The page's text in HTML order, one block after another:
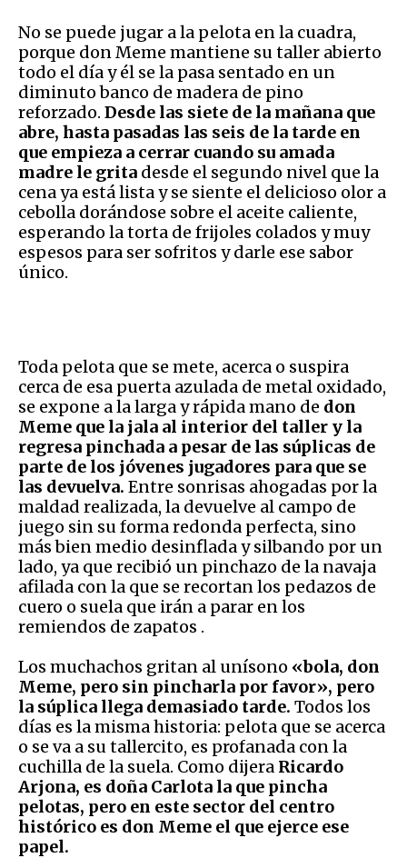
No se puede jugar a la pelota en la cuadra,
porque don Meme mantiene su taller abierto
todo el día y él se la pasa sentado en un
diminuto banco de madera de pino
reforzado. Desde las siete de la mañana que
abre, hasta pasadas las seis de la tarde en
que empieza a cerrar cuando su amada
madre le grita desde el segundo nivel que la
cena ya está lista y se siente el delicioso olor a
cebolla dorándose sobre el aceite caliente,
esperando la torta de frijoles colados y muy
espesos para ser sofritos y darle ese sabor
único.
Toda pelota que se mete, acerca o suspira
cerca de esa puerta azulada de metal oxidado,
se expone a la larga y rápida mano de don
Meme que la jala al interior del taller y la
regresa pinchada a pesar de las súplicas de
parte de los jóvenes jugadores para que se
las devuelva. Entre sonrisas ahogadas por la
maldad realizada, la devuelve al campo de
juego sin su forma redonda perfecta, sino
más bien medio desinflada y silbando por un
lado, ya que recibió un pinchazo de la navaja
afilada con la que se recortan los pedazos de
cuero o suela que irán a parar en los
remiendos de zapatos .
Los muchachos gritan al unísono «bola, don
Meme, pero sin pincharla por favor», pero
la súplica llega demasiado tarde. Todos los
días es la misma historia: pelota que se acerca
o se va a su tallercito, es profanada con la
cuchilla de la suela. Como dijera Ricardo
Arjona, es doña Carlota la que pincha
pelotas, pero en este sector del centro
histórico es don Meme el que ejerce ese
papel.